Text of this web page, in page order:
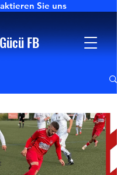
FB
Sie uns